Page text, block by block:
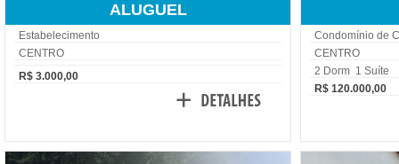
ALUGUEL
Estabelecimento
CENTRO
R$ 3.000,00
Condomínio de
CENTRO
2 Dorm 1 Suíte
R$ 120.000,00